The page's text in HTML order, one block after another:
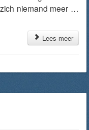
niemand meer …
Lees meer